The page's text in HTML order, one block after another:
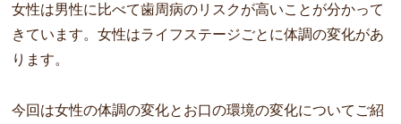
女性は男性に比べて歯周病のリスクが高いことが分かって
きています。女性はライフステージごとに体調の変化があ
ります。
今回は女性の体調の変化とお口の環境の変化についてご紹